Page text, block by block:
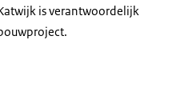
is verantwoordelijk